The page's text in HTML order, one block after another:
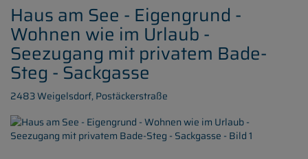
Haus am See - Eigengrund -
Wohnen wie im Urlaub -
Seezugang mit privatem Bade-
Steg - Sackgasse
2483 Weigelsdorf, Postäckerstraße